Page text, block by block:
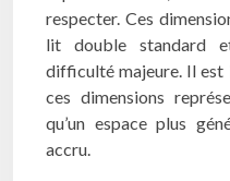
respecter. Ces
lit double standard
difficulté majeure. Il
ces dimensions
qu’un espace plus
accru.